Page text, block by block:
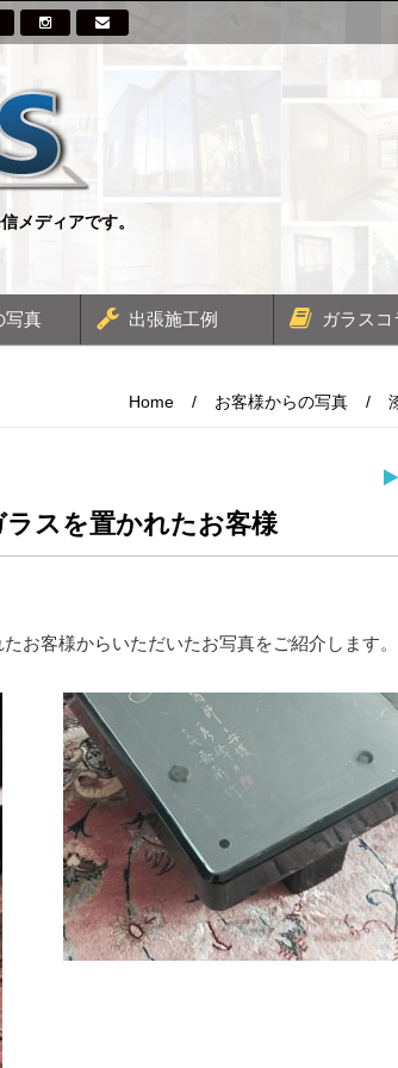
メディアです。
写真 出張施工例 ガラスコ
Home / お客様からの写真 /
スを置かれたお客様
お客様からいただいたお写真をご紹介します。